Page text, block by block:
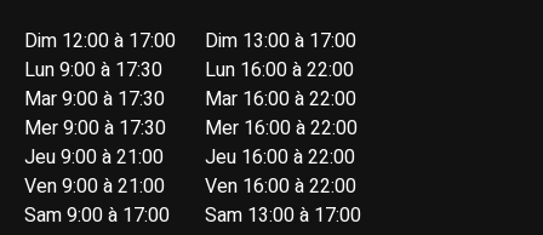
Dim 12:00 à 17:00
Lun 9:00 à 17:30
Mar 9:00 à 17:30
Mer 9:00 à 17:30
Jeu 9:00 à 21:00
Ven 9:00 à 21:00
Sam 9:00 à 17:00
Dim 13:00 à 17:00
Lun 16:00 à 22:00
Mar 16:00 à 22:00
Mer 16:00 à 22:00
Jeu 16:00 à 22:00
Ven 16:00 à 22:00
Sam 13:00 à 17:00